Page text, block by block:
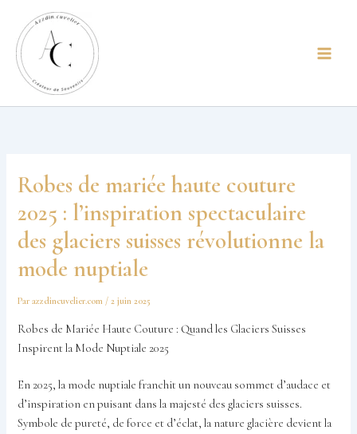
principal
contenu
Robes de mariée haute couture
2025 : l’inspiration spectaculaire
des glaciers suisses révolutionne la
mode nuptiale
Parazzdincuvelier.com /2 juin 2025
Robes de Mariée Haute Couture : Quand les Glaciers Suisses
Inspirent la Mode Nuptiale 2025
En 2025, la mode nuptiale franchit un nouveau sommet d’audace et
d’inspiration en puisant dans la majesté des glaciers suisses.
Symbole de pureté, de force et d’éclat, la nature glacière devient la